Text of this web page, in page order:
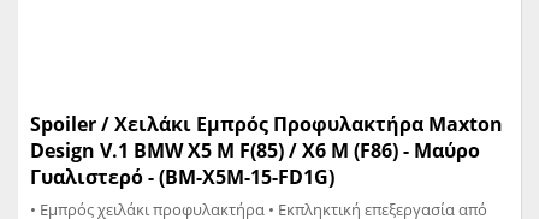
Spoiler / Χειλάκι Εμπρός Προφυλακτήρα Maxton
Design V.1 BMW X5 M F(85) / X6 M (F86) - Mαύρο
Γυαλιστερό - (BM-X5M-15-FD1G)
• Εμπρός χειλάκι προφυλακτήρα • Εκπληκτική επεξεργασία από